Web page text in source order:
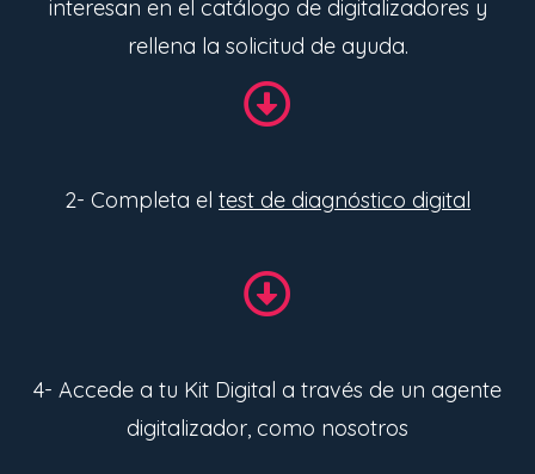
interesan en el catálogo de digitalizadores y
rellena la solicitud de ayuda.
2- Completa el test de diagnóstico digital
4- Accede a tu Kit Digital a través de un agente
digitalizador, como nosotros